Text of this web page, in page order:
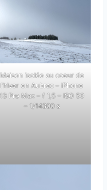
Maison isolée au coeur de
l’hiver en Aubrac – iPhone
13 Pro Max – f 1,5 – ISO 50
– 1/14300 s